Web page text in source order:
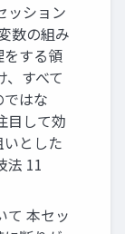
ッション
数の組み
する領
すべて
はな
目して効
とした
法 11
て 本セッ